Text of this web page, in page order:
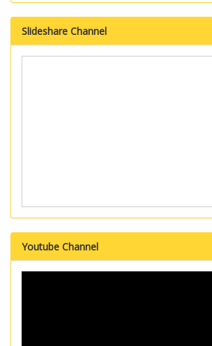
Slideshare Channel
Youtube Channel